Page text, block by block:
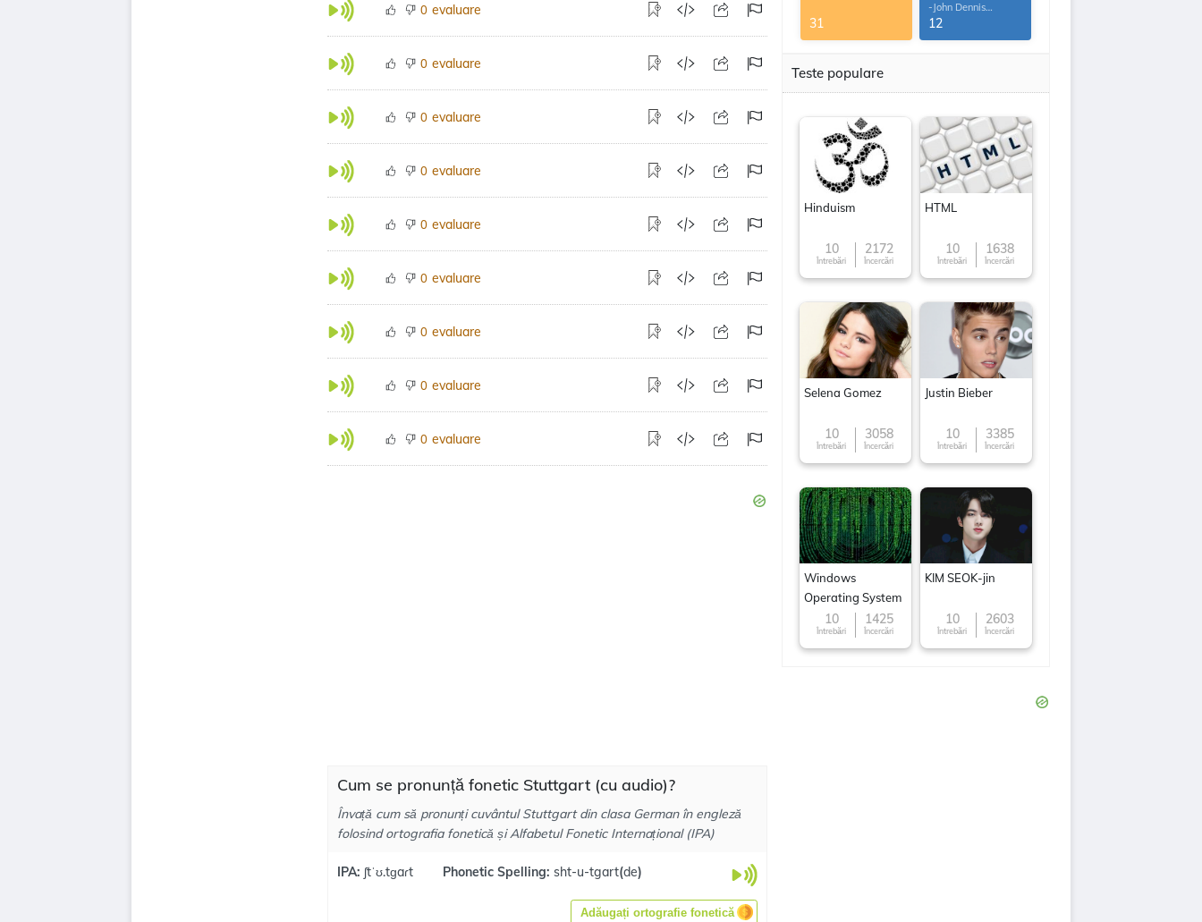
0 evaluare
0 evaluare
0 evaluare
0 evaluare
0 evaluare
0 evaluare
0 evaluare
0 evaluare
0 evaluare
Cum se pronunță fonetic Stuttgart (cu audio)?
Învață cum să pronunți cuvântul Stuttgart din clasa German în engleză
folosind ortografia fonetică și Alfabetul Fonetic Internațional (IPA)
IPA: ʃtˈʊ.tɡaɾt Phonetic Spelling: sht-u-tgart(de)
Adăugați ortografie fonetică
31
-John Dennis
G.Thomas
12
Teste populare
Hinduism
10
Întrebări
2172
Încercări
HTML
10
Întrebări
1638
Încercări
Selena Gomez
10
Întrebări
3058
Încercări
Justin Bieber
10
Întrebări
3385
Încercări
Windows
Operating System
10
Întrebări
1425
Încercări
KIM SEOK-jin
10
Întrebări
2603
Încercări